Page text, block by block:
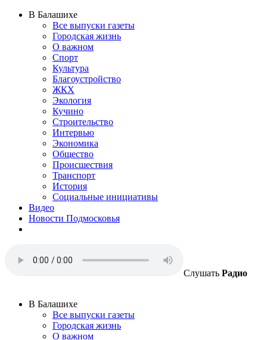
В Балашихе
Все выпуски газеты
Городская жизнь
О важном
Спорт
Культура
Благоустройство
ЖКХ
Экология
Кучино
Строительство
Интервью
Экономика
Общество
Происшествия
Транспорт
История
Социальные инициативы
Видео
Новости Подмосковья
Слушать Радио
В Балашихе
Все выпуски газеты
Городская жизнь
О важном